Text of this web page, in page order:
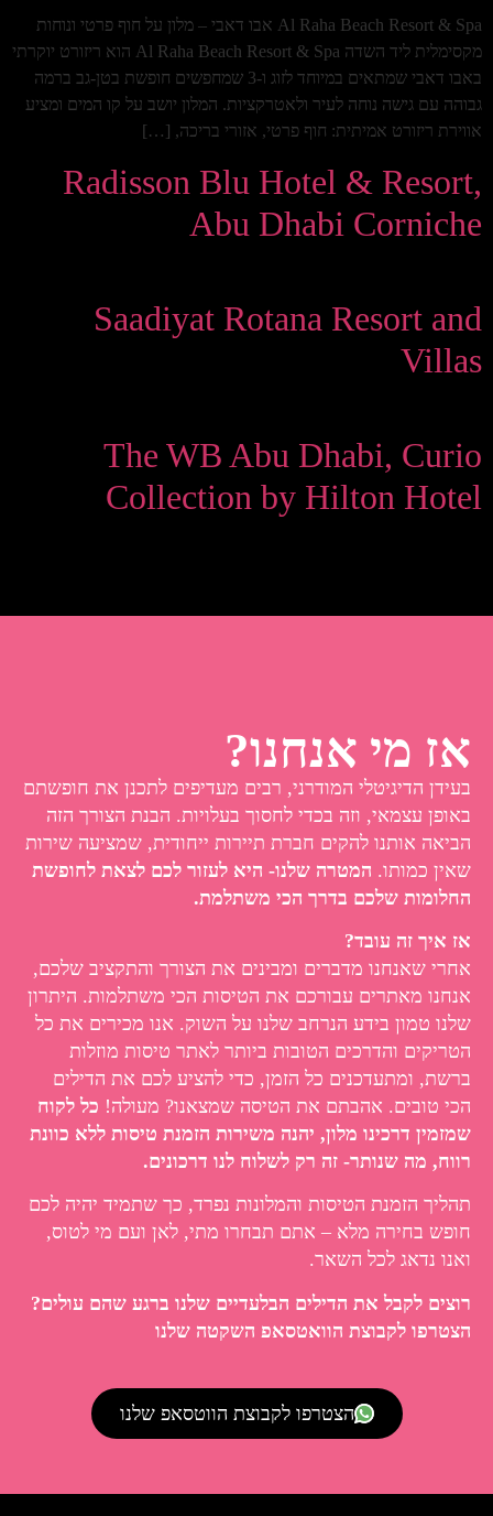
Al Raha Beach Resort & Spa אבו דאבי – מלון על חוף פרטי ונוחות
מקסימלית ליד השדה Al Raha Beach Resort & Spa הוא ריזורט יוקרתי
באבו דאבי שמתאים במיוחד לזוג ו-3 שמחפשים חופשת בטן-גב ברמה
גבוהה עם גישה נוחה לעיר ולאטרקציות. המלון יושב על קו המים ומציע
אווירת ריזורט אמיתית: חוף פרטי, אזורי בריכה, […]
Radisson Blu Hotel & Resort,
Abu Dhabi Corniche
Saadiyat Rotana Resort and
Villas
The WB Abu Dhabi, Curio
Collection by Hilton Hotel
אז מי אנחנו?
בעידן הדיגיטלי המודרני, רבים מעדיפים לתכנן את חופשתם
באופן עצמאי, וזה בכדי לחסוך בעלויות. הבנת הצורך הזה
הביאה אותנו להקים חברת תיירות ייחודית, שמציעה שירות
שאין כמותו. המטרה שלנו- היא לעזור לכם לצאת לחופשת
החלומות שלכם בדרך הכי משתלמת.
אז איך זה עובד?
אחרי שאנחנו מדברים ומבינים את הצורך והתקציב שלכם,
אנחנו מאתרים עבורכם את הטיסות הכי משתלמות. היתרון
שלנו טמון בידע הנרחב שלנו על השוק. אנו מכירים את כל
הטריקים והדרכים הטובות ביותר לאתר טיסות מוזלות
ברשת, ומתעדכנים כל הזמן, כדי להציע לכם את הדילים
הכי טובים. אהבתם את הטיסה שמצאנו? מעולה! כל לקוח
שמזמין דרכינו מלון, יהנה משירות הזמנת טיסות ללא כוונת
רווח, מה שנותר- זה רק לשלוח לנו דרכונים.
תהליך הזמנת הטיסות והמלונות נפרד, כך שתמיד יהיה לכם
חופש בחירה מלא – אתם תבחרו מתי, לאן ועם מי לטוס,
ואנו נדאג לכל השאר.
רוצים לקבל את הדילים הבלעדיים שלנו ברגע שהם עולים?
הצטרפו לקבוצת הוואטסאפ השקטה שלנו
הצטרפו לקבוצת הווטסאפ שלנו